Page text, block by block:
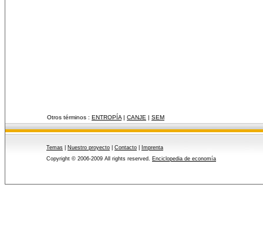
Otros términos : ENTROPÍA | CANJE | SEM
Temas Nuestro proyecto Contacto
Imprenta
Copyright © 2006-2009 All rights reserved. Enciclopedia de economía